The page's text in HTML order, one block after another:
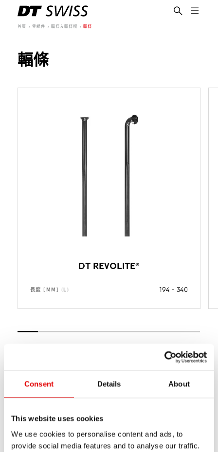
Consent Details About
This website uses cookies
We use cookies to personalise content and ads, to
provide social media features and to analyse our traffic.
首頁 零組件 輻條＆輻條帽 輻條
輻條
DT REVOLITE®
長度 [MM] (L) 194 - 340
技術